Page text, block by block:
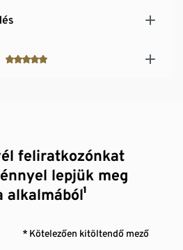
feliratkozónkat
lepjük meg
alkalmából¹
* Kötelezően kitöltendő mező